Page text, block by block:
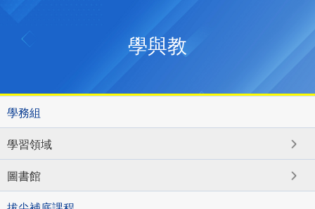
學與教
學務組
學習領域
圖書館